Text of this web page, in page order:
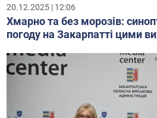
20.12.2025 | 12:06
Хмарно та без морозів:
погоду на Закарпатті цими